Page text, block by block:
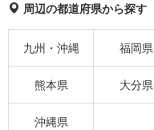
周辺の都道府県から探す
九州・沖縄 福岡県
熊本県 大分県
沖縄県